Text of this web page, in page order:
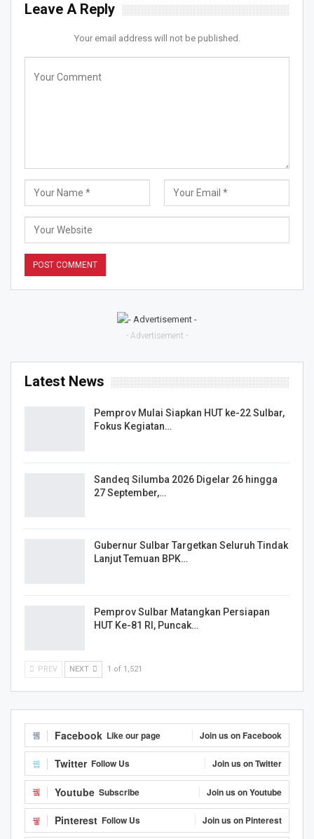
Leave A Reply
Your email address will not be published.
- Advertisement -
Latest News
Pemprov Mulai Siapkan HUT ke-22 Sulbar,
Fokus Kegiatan…
Sandeq Silumba 2026 Digelar 26 hingga
27 September,…
Gubernur Sulbar Targetkan Seluruh Tindak
Lanjut Temuan BPK…
Pemprov Sulbar Matangkan Persiapan
HUT Ke-81 RI, Puncak…
PREV NEXT 1 of 1,521
Facebook Like our page Join us on Facebook
Twitter Follow Us Join us on Twitter
Youtube Subscribe Join us on Youtube
Pinterest Follow Us Join us on Pinterest